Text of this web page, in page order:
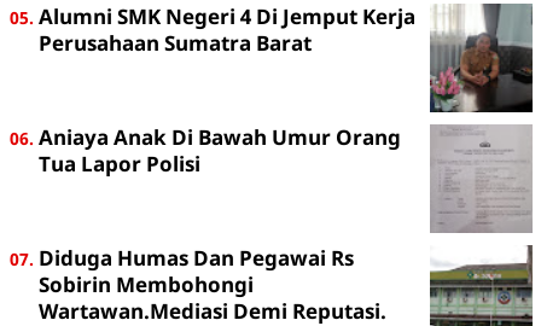
Alumni SMK Negeri 4 Di Jemput Kerja
Perusahaan Sumatra Barat
Aniaya Anak Di Bawah Umur Orang
Tua Lapor Polisi
Diduga Humas Dan Pegawai Rs
Sobirin Membohongi
Wartawan.Mediasi Demi Reputasi.